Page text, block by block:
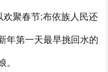
欢聚春节;布依族人民还
年第一天最早挑回水的
。